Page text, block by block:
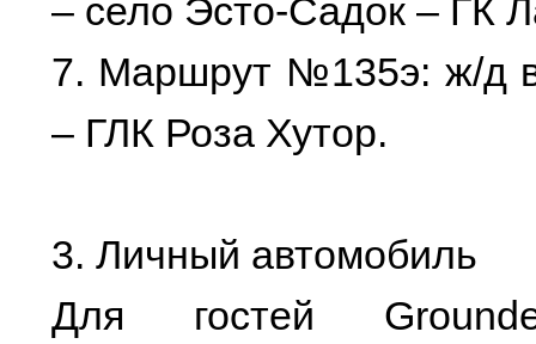
– село Эсто-Садок – ГК
7. Маршрут №135э: ж/д
– ГЛК Роза Хутор.
3. Личный автомобиль
Для гостей